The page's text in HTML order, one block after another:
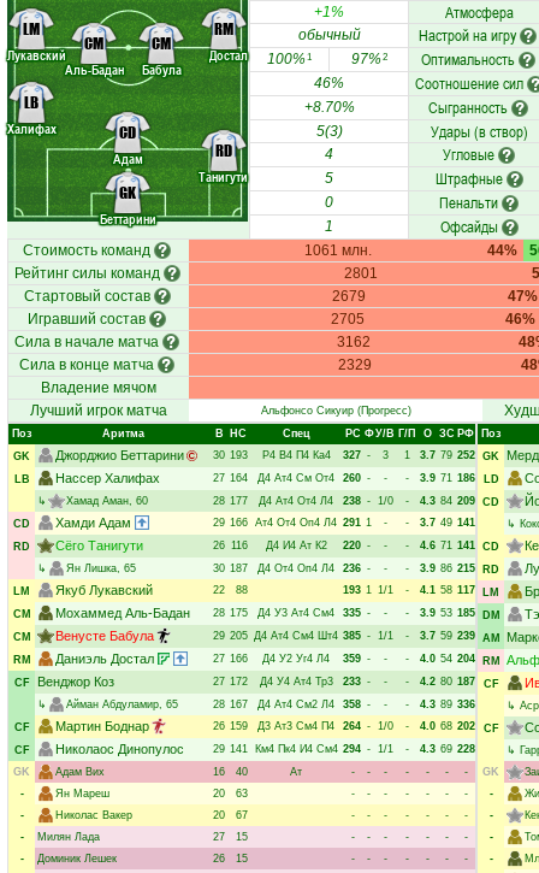
Беттарини
Халифах
Адам
Танигути
Лукавский
Аль-Бадан
Бабула
Достал
GK
LB
CD
RD
LM
CM CM
RM
+1% Атмосфера
обычный Настрой на игру
100%1 97%2 Оптимальность
46% Соотношение сил
+8.70% Сыгранность
5(3) Удары (в створ)
4 Угловые
5 Штрафные
0 Пенальти
1 Офсайды
Стоимость команд 1061 млн. 44%
Рейтинг силы команд
2801
Стартовый состав
2679
47%
Игравший состав
2705
46%
Сила в начале матча
3162
Сила в конце матча
2329
Владение мячом
Лучший игрок матча
Альфонсо Сикуир(Прогресс)
Поз Аритма В НC Спец РC ФУ/В Г/П О ЗС РФ
GK
Джорджио Беттарини 30 193 Р4 В4 П4 Ка4 327 - 3 1 3.7 79 252
LB
Нассер Халифах 27 164 Д4 Ат4 См От4 260 - - - 3.9 71 186
↳
Хамад Аман, 60 28 177 Д4 Ат4 От4 Л4 238 - 1/0 - 4.3 84 209
CD
Хамди Адам 29 166 Ат4 От4 Оп4 Л4 291 1 - - 3.7 49 141
RD
Сёго Танигути 26 116 Д4 И4 Ат К2 220 - - - 4.6 71 141
↳
Ян Лишка, 65 30 187 Д4 От4 Оп4 Л4 236 - - - 3.9 86 215
LM
Якуб Лукавский 22 88 193 1 1/1 - 4.1 58 117
CM
Мохаммед Аль-Бадан 28 175 Д4 У3 Ат4 См4 335 - - - 3.9 53 185
CM
Венусте Бабула 29 205 Д4 Ат4 См4 Шт4 385 - 1/1 - 3.7 59 239
RM
Даниэль Достал 27 166 Д4 У2 Уг4 Л4 359 - - - 4.0 54 204
CF
Венджор Коз 27 172 Д4 У4 Ат4 Тр3 233 - - - 4.2 80 187
↳
Айман Абдуламир, 65 28 167 Д4 Ат4 См2 Л4 358 - - - 4.3 89 336
CF
Мартин Боднар 26 159 Д3 Ат3 См4 П4 264 - 1/0 - 4.0 68 202
CF
Николаос Динопулос 29 141 Км4 Пк4 И4 См4 294 - 1/1 - 4.3 69 228
GK
Адам Вих 16 40 Ат - - - - - -
-
-
Ян Мареш 20 63 - - - - - -
-
-
Николас Вакер 20 67 - - - - - -
-
-
Милян Лада 27 15 - - - - - -
-
-
Доминик Лешек 26 15 - - - - - -
-
Поз
GK
LD
CD
↳
CD
RD
LM
DM
AM
RM
CF
↳
CF
↳
GK
-
-
-
-